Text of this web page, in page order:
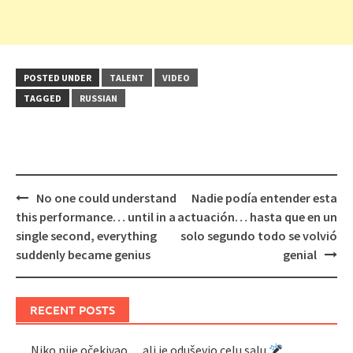
POSTED UNDER TALENT
VIDEO
TAGGED
RUSSIAN
Post
navigation
No one could understand
this performance… until in a
single second, everything
suddenly became genius
Nadie podía entender esta
actuación… hasta que en un
solo segundo todo se volvió
genial
RECENT POSTS
Niko nije očekivao… ali je oduševio celu salu